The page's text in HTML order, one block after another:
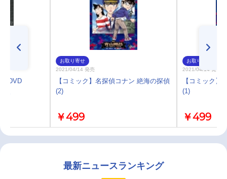
DVD
お取り寄せ
2021/04/14 発売
【コミック】名探偵コナン 絶海の探偵
(2)
￥499
お取り寄せ
2021/04/14 発売
【コミック】
(1)
￥499
最新ニュースランキング